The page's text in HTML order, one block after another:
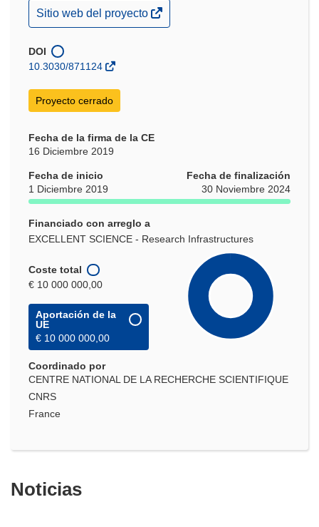
(se
abrirá
una
nueva
Sitio web del proyecto
DOI
10.3030/871124
Proyecto cerrado
Fecha de la firma de la CE
16 Diciembre 2019
Fecha de inicio
1 Diciembre 2019
Fecha de finalización
30 Noviembre 2024
Financiado con arreglo a
EXCELLENT SCIENCE - Research Infrastructures
Coste total
€ 10 000 000,00
Aportación de la
UE
€ 10 000 000,00
Coordinado por
CENTRE NATIONAL DE LA RECHERCHE SCIENTIFIQUE
CNRS
France
Noticias